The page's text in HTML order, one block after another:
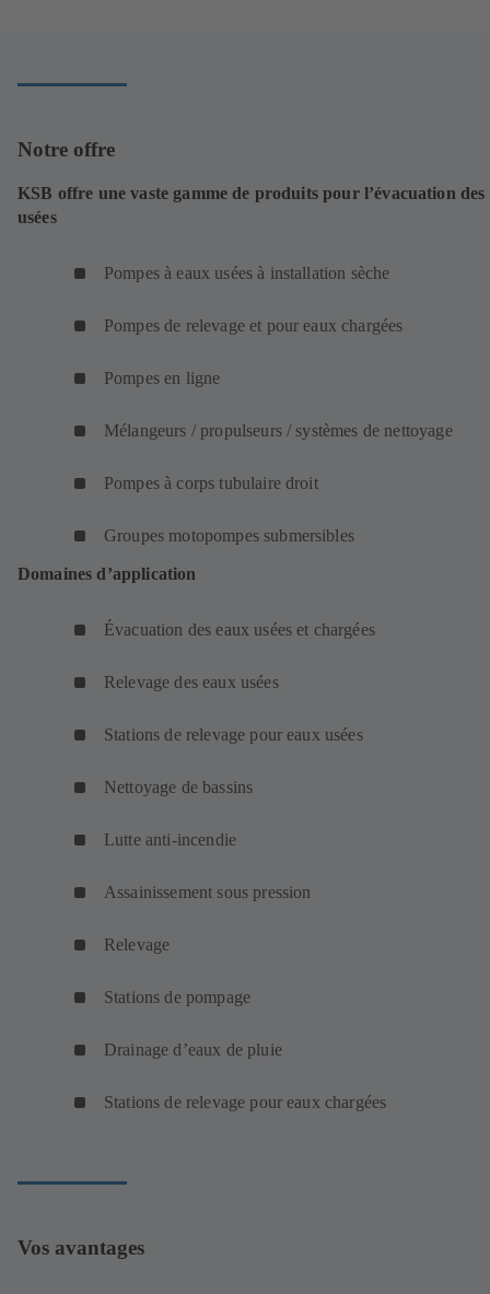
Notre offre
KSB offre une vaste gamme de produits pour l’évacuation des
usées
Pompes à eaux usées à installation sèche
Pompes de relevage et pour eaux chargées
Pompes en ligne
Mélangeurs / propulseurs / systèmes de nettoyage
Pompes à corps tubulaire droit
Groupes motopompes submersibles
Domaines d’application
Évacuation des eaux usées et chargées
Relevage des eaux usées
Stations de relevage pour eaux usées
Nettoyage de bassins
Lutte anti-incendie
Assainissement sous pression
Relevage
Stations de pompage
Drainage d’eaux de pluie
Stations de relevage pour eaux chargées
Vos avantages